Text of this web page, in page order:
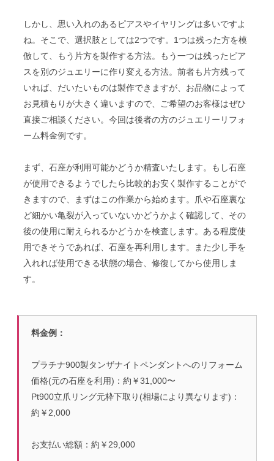
しかし、思い入れのあるピアスやイヤリングは多いですよ
ね。そこで、選択肢としては2つです。1つは残った方を模
倣して、もう片方を製作する方法。もう一つは残ったピア
スを別のジュエリーに作り変える方法。前者も片方残って
いれば、だいたいものは製作できますが、お品物によって
お見積もりが大きく違いますので、ご希望のお客様はぜひ
直接ご相談ください。今回は後者の方のジュエリーリフォ
ーム料金例です。
まず、石座が利用可能かどうか精査いたします。もし石座
が使用できるようでしたら比較的お安く製作することがで
きますので、まずはこの作業から始めます。爪や石座裏な
ど細かい亀裂が入っていないかどうかよく確認して、その
後の使用に耐えられるかどうかを検査します。ある程度使
用できそうであれば、石座を再利用します。また少し手を
入れれば使用できる状態の場合、修復してから使用しま
す。
料金例：
プラチナ900製タンザナイトペンダントへのリフォーム
価格(元の石座を利用)：約￥31,000〜
Pt900立爪リング元枠下取り(相場により異なります)：
約￥2,000
お支払い総額：約￥29,000